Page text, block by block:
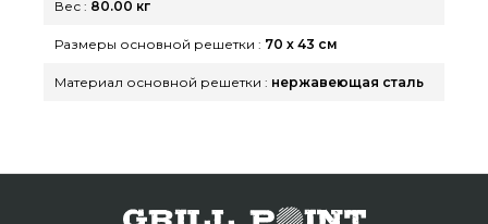
Вес : 80.00 кг
Размеры основной решетки : 70 х 43 см
Материал основной решетки : нержавеющая сталь